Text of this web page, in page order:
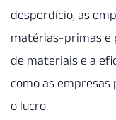
desperdício, as
matérias-primas e
de materiais e a
como as
o lucro.